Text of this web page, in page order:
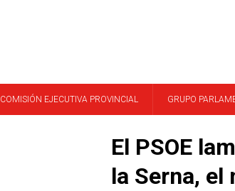
COMISIÓN EJECUTIVA PROVINCIAL GRUPO
El PSOE
la Serna, el